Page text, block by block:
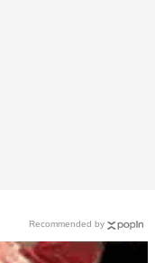
Recommended by